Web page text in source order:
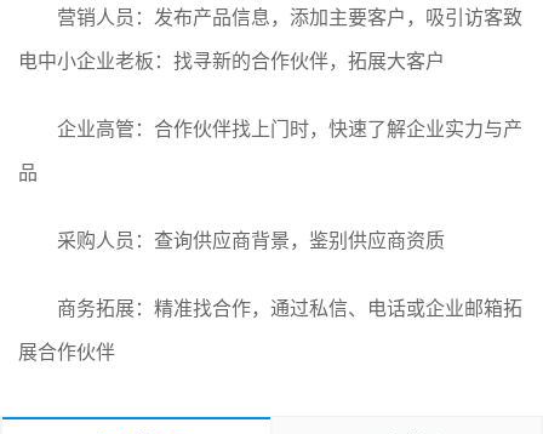
营销人员：发布产品信息，添加主要客户，吸引访客致
电中小企业老板：找寻新的合作伙伴，拓展大客户
企业高管：合作伙伴找上门时，快速了解企业实力与产
品
采购人员：查询供应商背景，鉴别供应商资质
商务拓展：精准找合作，通过私信、电话或企业邮箱拓
展合作伙伴